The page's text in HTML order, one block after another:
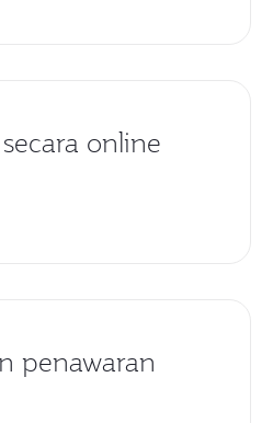
online
penawaran